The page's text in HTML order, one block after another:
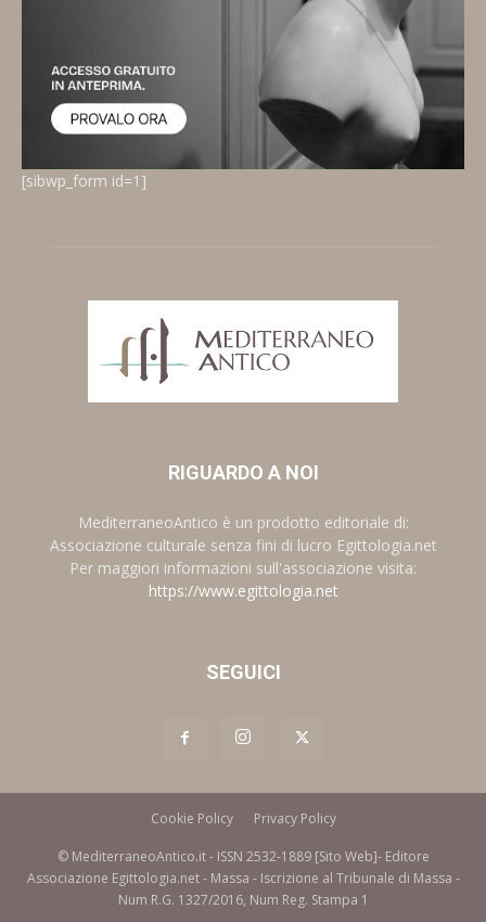
[sibwp_form id=1]
RIGUARDO A NOI
MediterraneoAntico è un prodotto editoriale di:
Associazione culturale senza fini di lucro Egittologia.net
Per maggiori informazioni sull'associazione visita:
https://www.egittologia.net
SEGUICI
Cookie Policy Privacy Policy
© MediterraneoAntico.it - ISSN 2532-1889 [Sito Web]- Editore
Associazione Egittologia.net - Massa - Iscrizione al Tribunale di Massa -
Num R.G. 1327/2016, Num Reg. Stampa 1